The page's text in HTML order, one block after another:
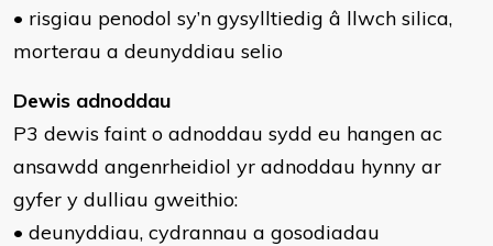
• risgiau penodol sy’n gysylltiedig â llwch silica,
morterau a deunyddiau selio
Dewis adnoddau
P3 dewis faint o adnoddau sydd eu hangen ac
ansawdd angenrheidiol yr adnoddau hynny ar
gyfer y dulliau gweithio:
• deunyddiau, cydrannau a gosodiadau